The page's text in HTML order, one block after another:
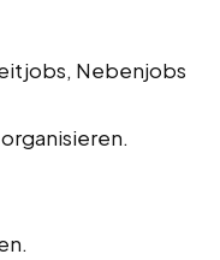
Nebenjobs